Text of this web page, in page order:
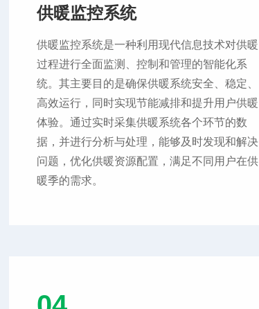
供暖监控系统
供暖监控系统是一种利用现代信息技术对供暖
过程进行全面监测、控制和管理的智能化系
统。其主要目的是确保供暖系统安全、稳定、
高效运行，同时实现节能减排和提升用户供暖
体验。通过实时采集供暖系统各个环节的数
据，并进行分析与处理，能够及时发现和解决
问题，优化供暖资源配置，满足不同用户在供
暖季的需求。